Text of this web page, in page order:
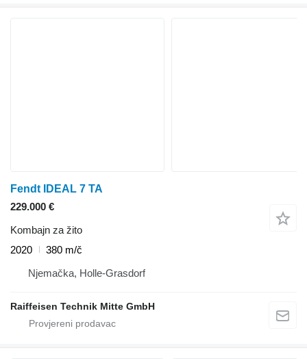
Fendt IDEAL 7 TA
229.000 €
Kombajn za žito
2020
380 m/č
Njemačka, Holle-Grasdorf
Raiffeisen Technik Mitte GmbH